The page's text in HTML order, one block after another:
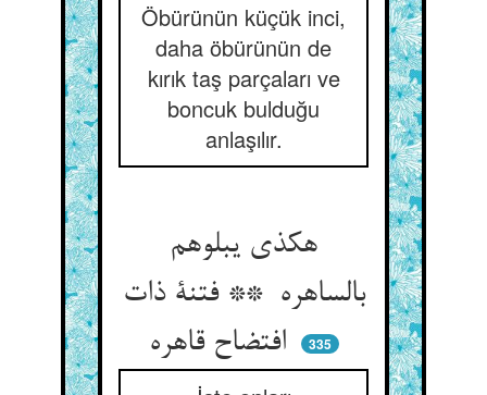
Öbürünün küçük inci,
daha öbürünün de
kırık taş parçaları ve
boncuk bulduğu
anlaşılır.
هکذی یبلوهم
بالساهره ** فتنة ذات
افتضاح قاهره
335